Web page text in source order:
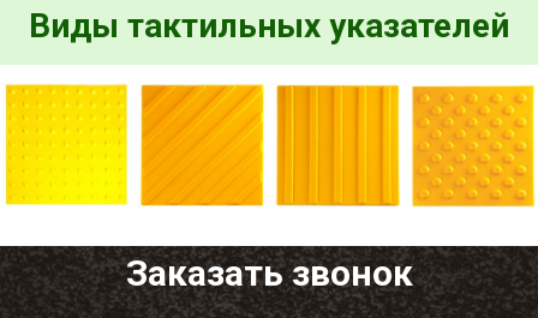
Виды тактильных указателей
Заказать звонок